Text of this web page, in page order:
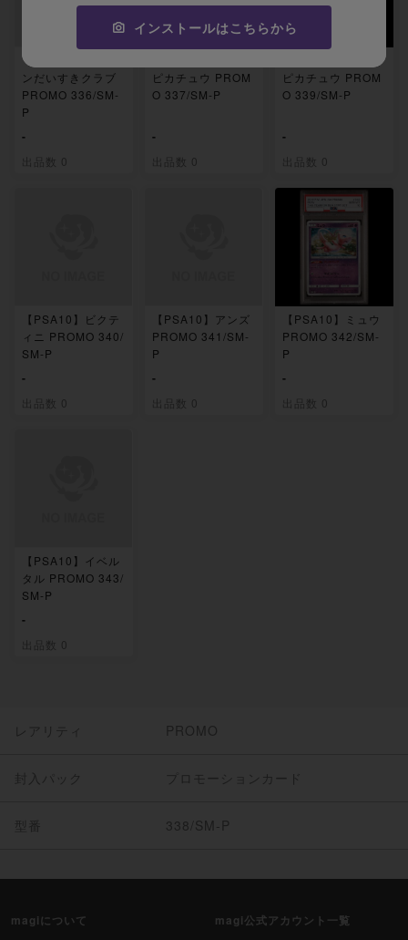
【PSA10】ポケモ
ンだいすきクラブ
PROMO 336/SM-
P
-
出品数 0
ピカチュウ PROM
O 337/SM-P
-
出品数 0
ピカチュウ PROM
O 339/SM-P
-
出品数 0
【PSA10】ビクテ
ィニ PROMO 340/
SM-P
-
出品数 0
【PSA10】アンズ
PROMO 341/SM-
P
-
出品数 0
【PSA10】ミュウ
PROMO 342/SM-
P
-
出品数 0
【PSA10】イベル
タル PROMO 343/
SM-P
-
出品数 0
レアリティ PROMO
封入パック プロモーションカード
型番 338/SM-P
magiについて magi公式アカウント一覧
インストールはこちらから